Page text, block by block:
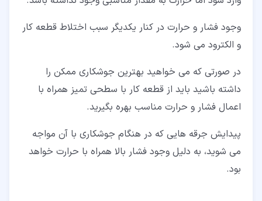
وجود فشار و حرارت در کنار یکدیگر سبب اختلاط قطعه کار
و الکترود می شود.
در صورتی که می خواهید بهترین جوشکاری ممکن را
داشته باشید باید از قطعه کار با سطحی تمیز همراه با
اعمال فشار و حرارت مناسب بهره بگیرید.
پیدایش جرقه هایی که در هنگام جوشکاری با آن مواجه
می شوید، به دلیل وجود فشار بالا همراه با حرارت خواهد
بود.